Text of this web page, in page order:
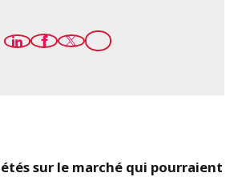
sur le marché qui pourraient